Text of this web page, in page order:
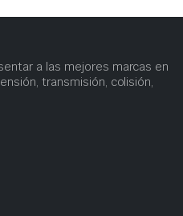
a las mejores marcas en
transmisión, colisión,